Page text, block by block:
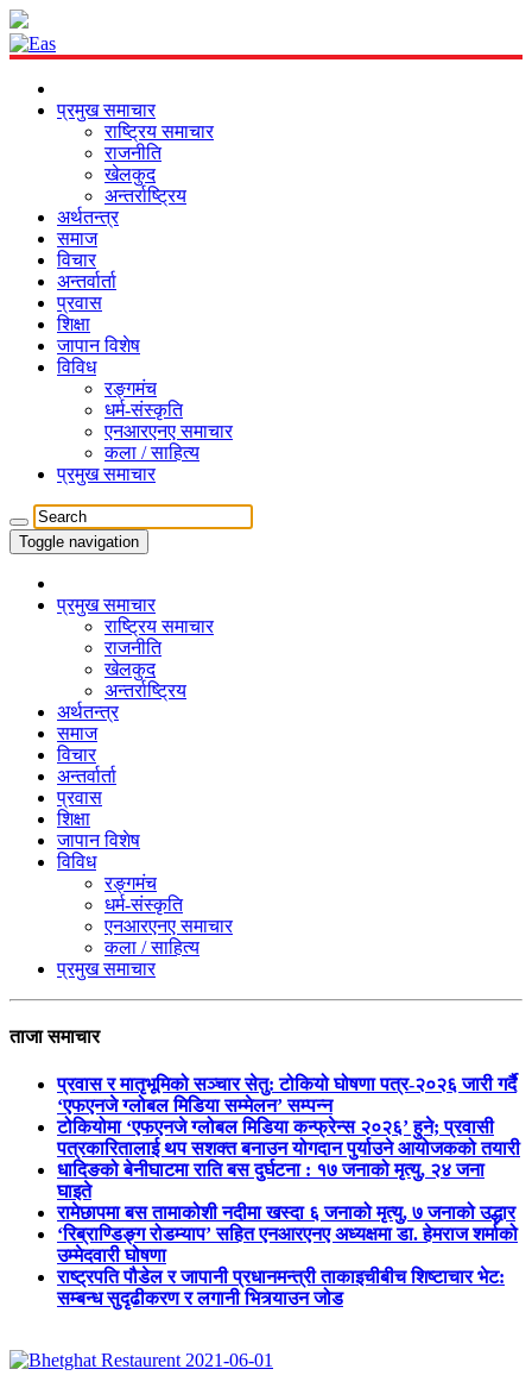
प्रमुख समाचार
राष्ट्रिय समाचार
राजनीति
खेलकुद
अन्तर्राष्ट्रिय
अर्थतन्त्र
समाज
विचार
अन्तर्वार्ता
प्रवास
शिक्षा
जापान विशेष
विविध
रङ्गमंच
धर्म-संस्कृति
एनआरएनए समाचार
कला / साहित्य
प्रमुख समाचार
Toggle navigation
प्रमुख समाचार
राष्ट्रिय समाचार
राजनीति
खेलकुद
अन्तर्राष्ट्रिय
अर्थतन्त्र
समाज
विचार
अन्तर्वार्ता
प्रवास
शिक्षा
जापान विशेष
विविध
रङ्गमंच
धर्म-संस्कृति
एनआरएनए समाचार
कला / साहित्य
प्रमुख समाचार
ताजा समाचार
प्रवास र मातृभूमिको सञ्चार सेतु: टोकियो घोषणा पत्र-२०२६ जारी गर्दै
‘एफएनजे ग्लोबल मिडिया सम्मेलन’ सम्पन्न
टोकियोमा ‘एफएनजे ग्लोबल मिडिया कन्फ्रेन्स २०२६’ हुने; प्रवासी
पत्रकारितालाई थप सशक्त बनाउन योगदान पुर्याउने आयोजकको तयारी
धादिङको बेनीघाटमा राति बस दुर्घटना : १७ जनाको मृत्यु, २४ जना
घाइते
रामेछापमा बस तामाकोशी नदीमा खस्दा ६ जनाको मृत्यु, ७ जनाको उद्धार
‘रिब्राण्डिङ्ग रोडम्याप’ सहित एनआरएनए अध्यक्षमा डा. हेमराज शर्माको
उम्मेदवारी घोषणा
राष्ट्रपति पौडेल र जापानी प्रधानमन्त्री ताकाइचीबीच शिष्टाचार भेट:
सम्बन्ध सुदृढीकरण र लगानी भित्र्याउन जोड